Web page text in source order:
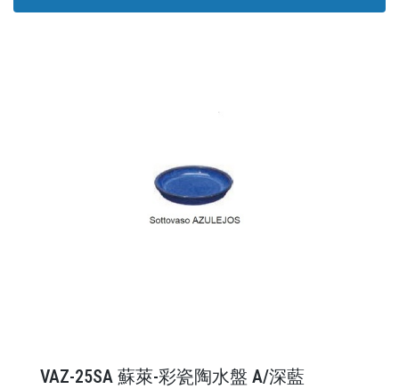
VAZ-25SA 蘇萊-彩瓷陶水盤 A/深藍